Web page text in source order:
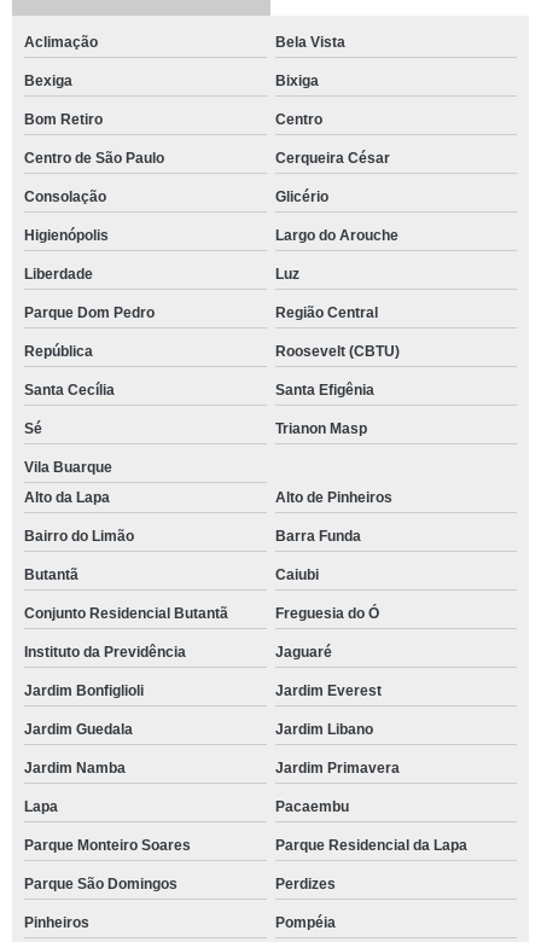
Aclimação Bela Vista
Bexiga Bixiga
Bom Retiro Centro
Centro de São Paulo Cerqueira César
Consolação Glicério
Higienópolis Largo do Arouche
Liberdade Luz
Parque Dom Pedro Região Central
República Roosevelt (CBTU)
Santa Cecília Santa Efigênia
Sé Trianon Masp
Vila Buarque
Alto da Lapa
Alto de Pinheiros
Bairro do Limão Barra Funda
Butantã Caiubi
Conjunto Residencial Butantã Freguesia do Ó
Instituto da Previdência Jaguaré
Jardim Bonfiglioli Jardim Everest
Jardim Guedala Jardim Libano
Jardim Namba Jardim Primavera
Lapa Pacaembu
Parque Monteiro Soares Parque Residencial da Lapa
Parque São Domingos Perdizes
Pinheiros Pompéia